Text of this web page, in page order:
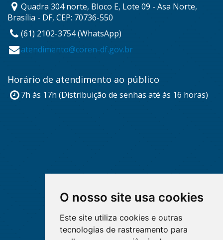
O nosso site usa cookies
Este site utiliza cookies e outras
tecnologias de rastreamento para
Quadra 304 norte, Bloco E, Lote 09 - Asa Norte,
Brasília - DF, CEP: 70736-550
(61) 2102-3754 (WhatsApp)
atendimento@coren-df.gov.br
Horário de atendimento ao público
7h às 17h (Distribuição de senhas até às 16 horas)